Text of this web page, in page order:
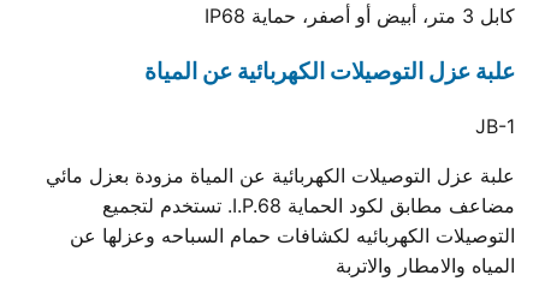
كابل 3 متر، أبيض أو أصفر، حماية IP68
علبة عزل التوصيلات الكهربائية عن المياة
JB-1
علبة عزل التوصيلات الكهربائية عن المياة مزودة بعزل مائي
مضاعف مطابق لكود الحماية I.P.68. تستخدم لتجميع
التوصيلات الكهربائيه لكشافات حمام السباحه وعزلها عن
المياه والامطار والاتربة